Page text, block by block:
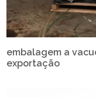
embalagem a
exportação